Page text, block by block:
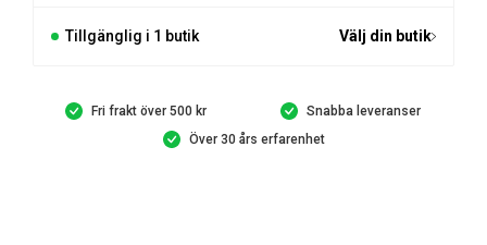
Tillgänglig i 1 butik Välj din butik
Fri frakt över 500 kr
Snabba leveranser
Över 30 års erfarenhet